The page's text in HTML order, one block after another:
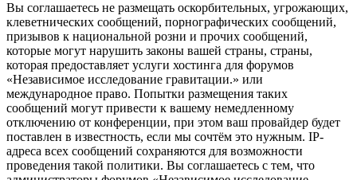
Вы соглашаетесь не размещать оскорбительных, угрожающих,
клеветнических сообщений, порнографических сообщений,
призывов к национальной розни и прочих сообщений,
которые могут нарушить законы вашей страны, страны,
которая предоставляет услуги хостинга для форумов
«Независимое исследование гравитации.» или
международное право. Попытки размещения таких
сообщений могут привести к вашему немедленному
отключению от конференции, при этом ваш провайдер будет
поставлен в известность, если мы сочтём это нужным. IP-
адреса всех сообщений сохраняются для возможности
проведения такой политики. Вы соглашаетесь с тем, что